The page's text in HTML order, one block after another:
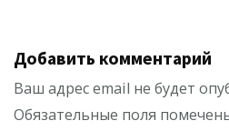
Добавить комментарий
Ваш адрес email не будет
Обязательные поля